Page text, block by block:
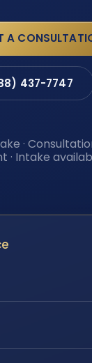
A
437-7747
·
· Intake